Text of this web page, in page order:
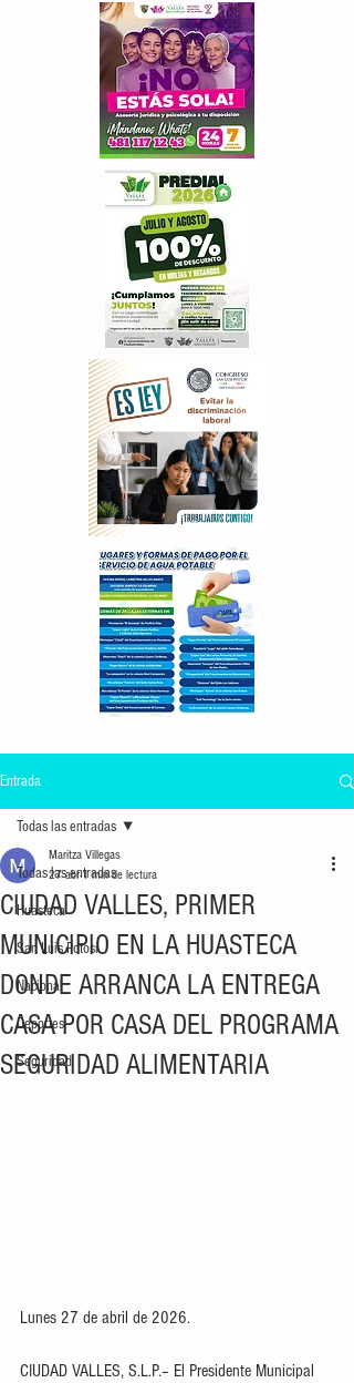
Entrada
Todas las entradas
Huasteca
San Luis Potosí
Nacional
Deportes
Seguridad
Todas las entradas
CIUDAD VALLES, PRIMER
MUNICIPIO EN LA HUASTECA
DONDE ARRANCA LA ENTREGA
CASA POR CASA DEL PROGRAMA
SEGURIDAD ALIMENTARIA
Maritza Villegas
27 abr1 min de lectura
Lunes 27 de abril de 2026.
CIUDAD VALLES, S.L.P.– El Presidente Municipal